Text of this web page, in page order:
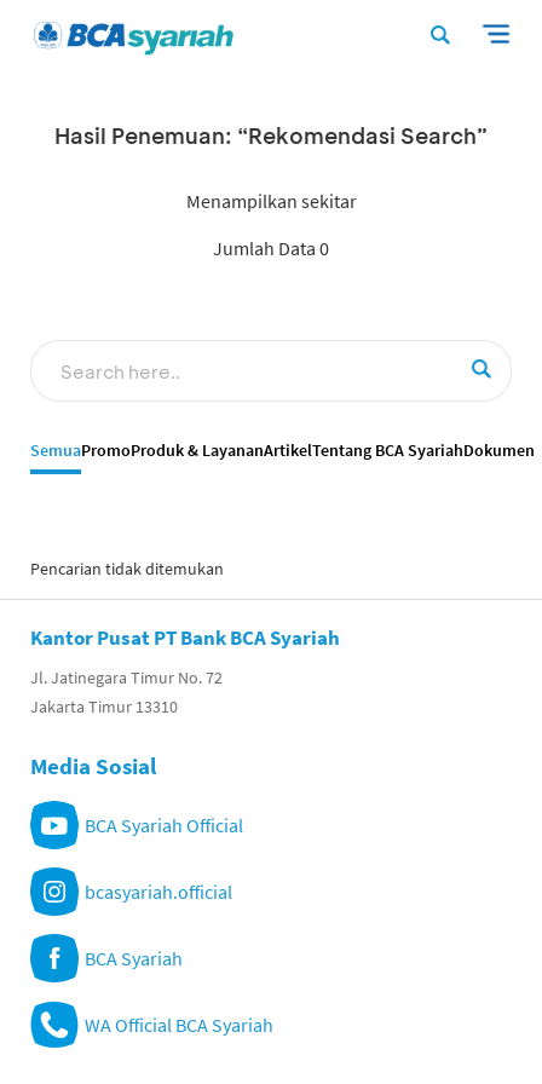
Hasil Penemuan: “Rekomendasi Search”
Menampilkan sekitar
Jumlah Data 0
SemuaPromoProduk & LayananArtikelTentang BCA SyariahDokumen
Pencarian tidak ditemukan
Kantor Pusat PT Bank BCA Syariah
Jl. Jatinegara Timur No. 72
Jakarta Timur 13310
Media Sosial
BCA Syariah Official
bcasyariah.official
BCA Syariah
WA Official BCA Syariah